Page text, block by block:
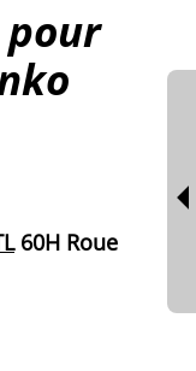
60H Roue